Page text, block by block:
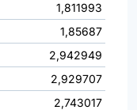
1,811993
1,85687
2,942949
2,929707
2,743017